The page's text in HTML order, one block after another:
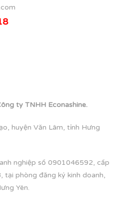
ty TNHH Econashine.
huyện Văn Lâm, tỉnh Hưng
nghiệp số 0901046592, cấp
phòng đăng ký kinh doanh,
Yên.